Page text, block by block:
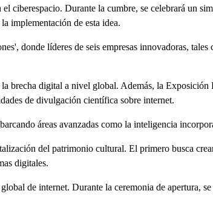
Durante la cumbre, se celebrará un
implementación de esta idea.
donde líderes de seis empresas innovadoras,
digital a nivel global. Además, la Exposición
de divulgación científica sobre internet.
áreas avanzadas como la inteligencia
del patrimonio cultural. El primero busca
digitales.
de internet. Durante la ceremonia de apertura,